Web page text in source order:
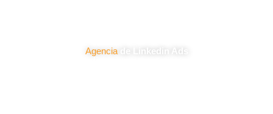
Agencia de Linkedin Ads